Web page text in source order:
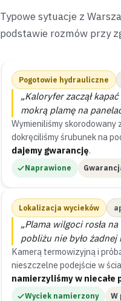
Typowe sytuacje z
podstawie rozmów przy
Pogotowie hydrauliczne
„Kaloryfer zaczął
mokrą plamę na
Wymieniliśmy skorodowany
dokręciliśmy śrubunek na
dajemy gwarancję.
Naprawione
Lokalizacja wycieków
„Plama wilgoci rosła
pobliżu nie było
Kamerą termowizyjną i
nieszczelne podejście w
namierzyliśmy w niecałe
Wyciek namierzony W